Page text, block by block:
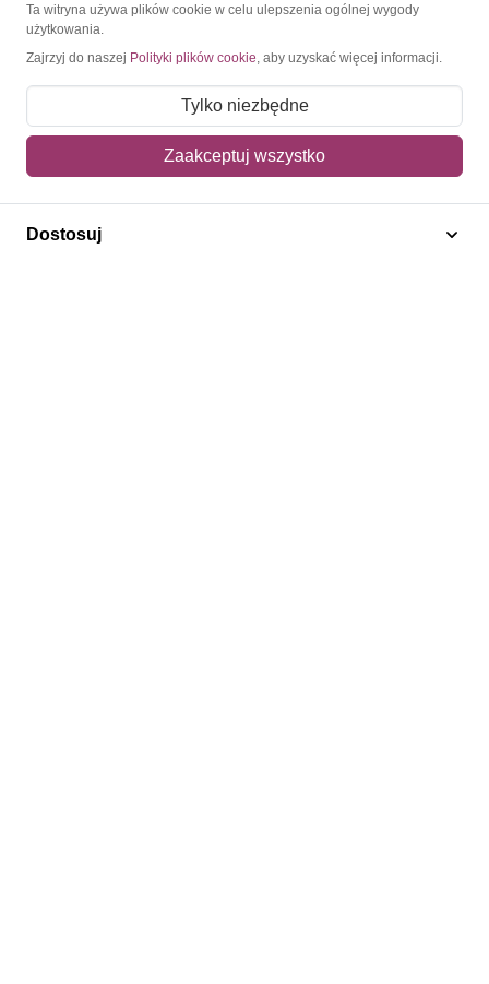
Obsługa klienta
Pomoc i FAQ
Metody dostawy
Sposoby płatności
Zwroty i reklamacje
Jak kupować?
Ta witryna używa plików cookie w celu ulepszenia ogólnej wygody
użytkowania.
Zajrzyj do naszej Polityki plików cookie, aby uzyskać więcej informacji.
Tylko niezbędne
Zaakceptuj wszystko
Dostosuj